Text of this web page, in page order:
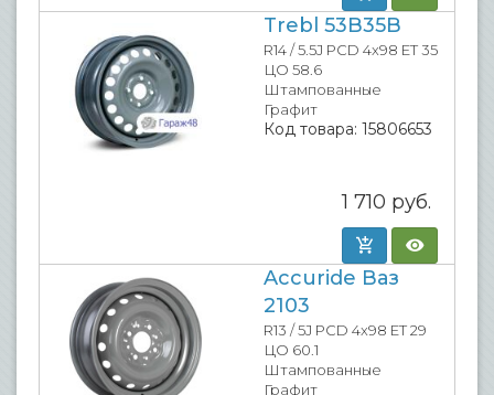
Trebl 53B35B
R14 / 5.5J PCD 4x98 ET 35
ЦО 58.6
Штампованные
Графит
Код товара: 15806653
1 710 руб.
Accuride Ваз
2103
R13 / 5J PCD 4x98 ET 29
ЦО 60.1
Штампованные
Графит